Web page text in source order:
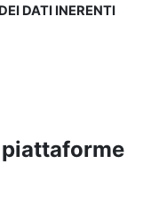
DATI INERENTI